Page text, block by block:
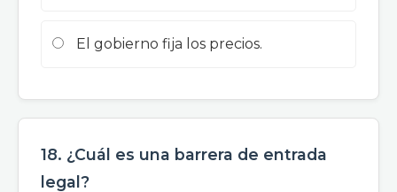
El gobierno fija los precios.
18. ¿Cuál es una barrera de entrada
legal?